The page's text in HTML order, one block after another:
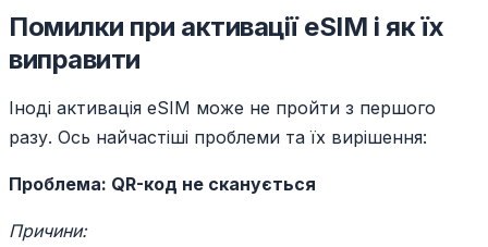
Помилки при активації eSIM і як їх
виправити
Іноді активація eSIM може не пройти з першого
разу. Ось найчастіші проблеми та їх вирішення:
Проблема: QR-код не сканується
Причини: